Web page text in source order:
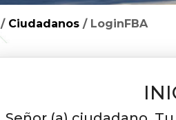
/ Ciudadanos / LoginFBA